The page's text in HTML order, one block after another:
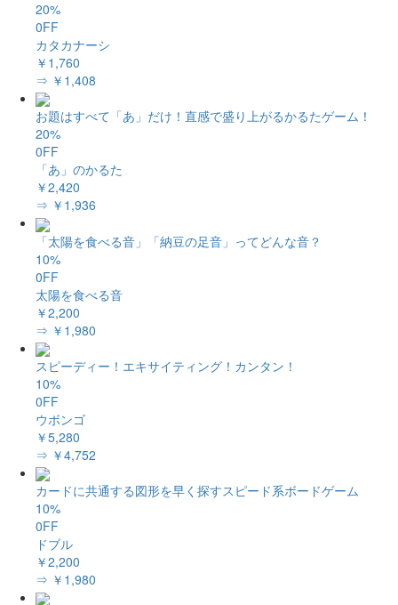
20%
0FF
カタカナーシ
￥1,760
⇒ ￥1,408
お題はすべて「あ」だけ！直感で盛り上がるかるたゲーム！
20%
0FF
「あ」のかるた
￥2,420
⇒ ￥1,936
「太陽を食べる音」「納豆の足音」ってどんな音？
10%
0FF
太陽を食べる音
￥2,200
⇒ ￥1,980
スピーディー！エキサイティング！カンタン！
10%
0FF
ウボンゴ
￥5,280
⇒ ￥4,752
カードに共通する図形を早く探すスピード系ボードゲーム
10%
0FF
ドブル
￥2,200
⇒ ￥1,980